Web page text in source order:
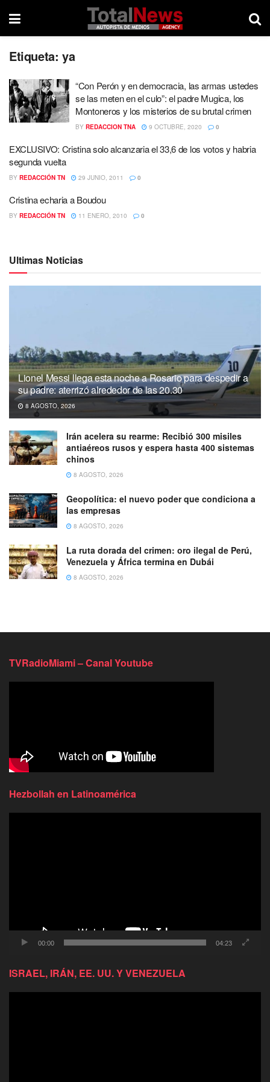
Etiqueta: ya
“Con Perón y en democracia, las armas ustedes
se las meten en el culo”: el padre Mugica, los
Montoneros y los misterios de su brutal crimen
BY REDACCION TNA 9 OCTUBRE, 2020 0
EXCLUSIVO: Cristina solo alcanzaria el 33,6 de los votos y habria
segunda vuelta
BY REDACCIÓN TN 29 JUNIO, 2011 0
Cristina echaria a Boudou
BY REDACCIÓN TN 11 ENERO, 2010 0
Ultimas Noticias
Lionel Messi llega esta noche a Rosario para despedir a
su padre: aterrizó alrededor de las 20.30
8 AGOSTO, 2026
Irán acelera su rearme: Recibió 300 misiles
antiaéreos rusos y espera hasta 400 sistemas
chinos
8 AGOSTO, 2026
Geopolítica: el nuevo poder que condiciona a
las empresas
8 AGOSTO, 2026
La ruta dorada del crimen: oro ilegal de Perú,
Venezuela y África termina en Dubái
8 AGOSTO, 2026
TVRadioMiami – Canal Youtube
Hezbollah en Latinoamérica
00:00 04:23
ISRAEL, IRÁN, EE. UU. Y VENEZUELA